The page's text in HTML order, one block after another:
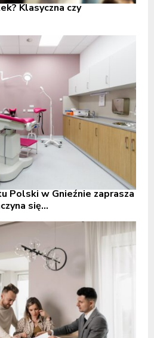
Klasyczna czy
Polski w Gnieźnie zaprasza
się...